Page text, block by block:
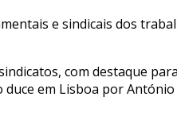
e sindicais dos
com destaque
em Lisboa por